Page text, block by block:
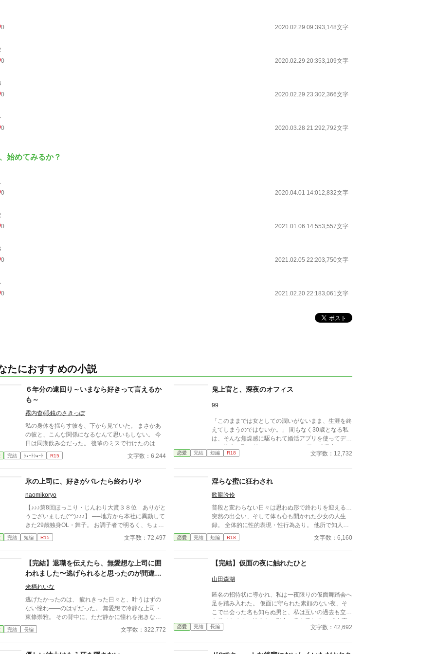
0 2020.02.29 09:393,148文字
0 2020.02.29 20:353,109文字
0 2020.02.29 23:302,366文字
0 2020.03.28 21:292,792文字
始めてみるか？
0 2020.04.01 14:012,832文字
0 2021.01.06 14:553,557文字
0 2021.02.05 22:203,750文字
0 2021.02.20 22:183,061文字
たにおすすめの小説
６年分の遠回り～いまなら好きって言えるか
も～
霧内杳/眼鏡のさきっぽ
私の身体を揺らす彼を、下から見ていた。 まさかあ
の彼と、こんな関係になるなんて思いもしない。 今
日は同期飲み会だった。 後輩のミスで行けたのは本
当に最後。 飲み足りないという私に彼は付き合って
くれた。 彼とは入社当時、部署は違ったが同じ仕事
きだったんだと思う。 けれど仕事で負けたくないな
んて私のちっぽけなプライドのせいで、その一線は越
えられなかった。 でも、あれから変わった私な
ら……。 ****** 2021/05/29 公開 ****** 表紙 いも
こは妹pixivID:11163077
完結 ｼｮｰﾄｼｮｰﾄ R15 文字数：6,244
鬼上官と、深夜のオフィス
99
「このままでは女としての潤いがないまま、生涯を終
えてしまうのではないか。」 間もなく30歳となる私
は、そんな焦燥感に駆られて婚活アプリを使ってデー
トの約束を取り付けた。 けれどある日の残業中、ア
プリを操作しているところを会社の同僚の「鬼上官」
話じゃないですか。」 鬼上官な同僚に翻弄される、
深夜のオフィスでの出来事。 ※性的な事柄をモチー
フとしていますが その描写は薄いです。
恋愛 完結 短編 R18 文字数：12,732
氷の上司に、好きがバレたら終わりや
naomikoryo
【♪♪♪第8回ほっこり・じんわり大賞３８位 ありがと
うございました(^^)♪♪♪】 ──地方から本社に異動して
きた29歳独身OL・舞子。 お調子者で明るく、ちょっ
とおせっかいな彼女の前に現れたのは、 “氷のように
冷たい”と社内で噂される40歳のイケメン上司・本庄
人が、 実は誰よりもまっすぐで、優しくて、不器用
な人だと知ったとき―― 舞子の中で、恋が芽生えは
じめる。 でも、彼には誰も知らない過去があった。
そして舞子は、自分の恋心を隠しながら、ゆっくりと
その心の氷を溶かしていく。 ◆恋って、“バレたら終
わり”なんやろか？ ◆それとも、“言わな、始まらへ
ん”んやろか？ そんな揺れる想いを抱えながら、仕事
も恋も全力投球。 笑って、泣いて、つまずいて――
それでも、前を向く彼女の姿に、きっとあなたも自分
完結 短編 R15 文字数：72,497
淫らな蜜に狂わされ
歌龍吟伶
普段と変わらない日々は思わぬ形で終わりを迎える…
突然の出会い、そして体も心も開かれた少女の人生
録。 全体的に性的表現・性行為あり。 他所で知人限
定公開していましたが、こちらに移しました。 全3話
完結済みです。
恋愛 完結 短編 R18 文字数：6,160
【完結】退職を伝えたら、無愛想な上司に囲
われました〜逃げられると思ったのが間違い
でした〜
来栖れいな
逃げたかったのは、 疲れきった日々と、叶うはずの
ない憧れ――のはずだった。 無愛想で冷静な上司・
東條崇雅。 その背中に、ただ静かに憧れを抱きなが
ら、 仕事の重圧と、自分の想いの行き場に限界を感
じて、私は退職を申し出た。 けれど―― そこから、
負担を減らされ、 静かに、けれど確実に囲い込まれ
完結 長編 文字数：322,772
【完結】仮面の夜に触れたひと
山田森湖
匿名の招待状に導かれ、私は一夜限りの仮面舞踏会へ
足を踏み入れた。 仮面に守られた素顔のない夜、そ
こで出会った名も知らぬ男と、私は互いの過去も立場
も伏せたまま、抗えない引力に身を委ねる。 「今夜
だけ」——そう約束したはずの関係は、夜明けととも
恋愛 完結 長編 文字数：42,692